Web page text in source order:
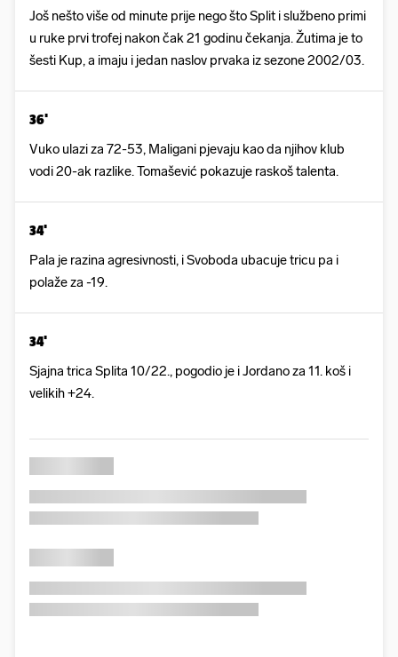
Još nešto više od minute prije nego što Split i službeno primi
u ruke prvi trofej nakon čak 21 godinu čekanja. Žutima je to
šesti Kup, a imaju i jedan naslov prvaka iz sezone 2002/03.
36'
Vuko ulazi za 72-53, Maligani pjevaju kao da njihov klub
vodi 20-ak razlike. Tomašević pokazuje raskoš talenta.
34'
Pala je razina agresivnosti, i Svoboda ubacuje tricu pa i
polaže za -19.
34'
Sjajna trica Splita 10/22., pogodio je i Jordano za 11. koš i
velikih +24.